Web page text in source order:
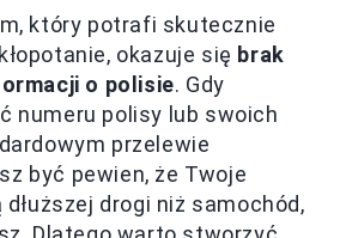
który potrafi skutecznie
okazuje się brak
o polisie. Gdy
numeru polisy lub swoich
przelewie
być pewien, że Twoje
drogi niż samochód,